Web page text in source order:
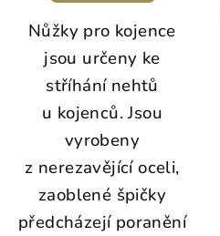
Nůžky pro kojence
jsou určeny ke
stříhání nehtů
u kojenců. Jsou
vyrobeny
z nerezavějící oceli,
zaoblené špičky
předcházejí poranění